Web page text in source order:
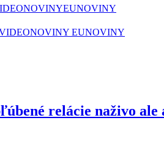
EUNOVINY
EUNOVINY
relácie naživo